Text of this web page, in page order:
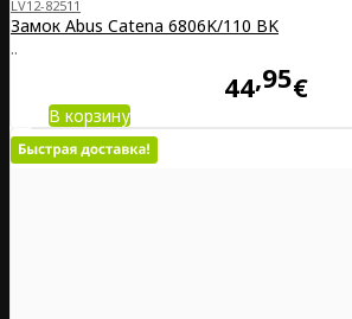
LV12-82511
Замок Abus Catena 6806K/110 BK
..
44 95€
В корзину